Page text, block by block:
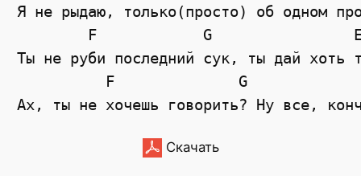
Я не рыдаю, только(просто) об одном
F            G
Ты не руби последний сук, ты дай хоть
F              G
Скачать